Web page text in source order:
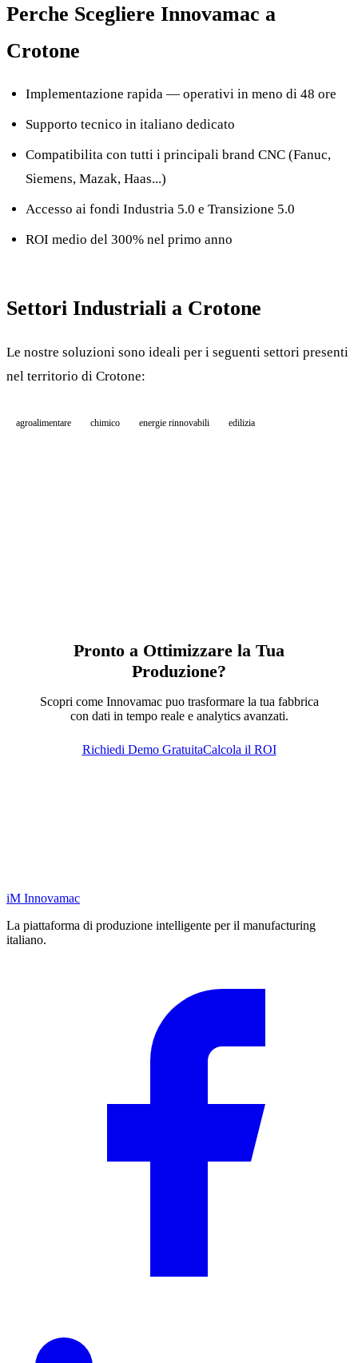
Perche Scegliere Innovamac a
Crotone
Implementazione rapida — operativi in meno di 48 ore
Supporto tecnico in italiano dedicato
Compatibilita con tutti i principali brand CNC (Fanuc,
Siemens, Mazak, Haas...)
Accesso ai fondi Industria 5.0 e Transizione 5.0
ROI medio del 300% nel primo anno
Settori Industriali a Crotone
Le nostre soluzioni sono ideali per i seguenti settori presenti
nel territorio di Crotone:
agroalimentare chimico energie rinnovabili edilizia
Pronto a Ottimizzare la Tua
Produzione?
Scopri come Innovamac puo trasformare la tua fabbrica
con dati in tempo reale e analytics avanzati.
Richiedi Demo GratuitaCalcola il ROI
iM Innovamac
La piattaforma di produzione intelligente per il manufacturing
italiano.